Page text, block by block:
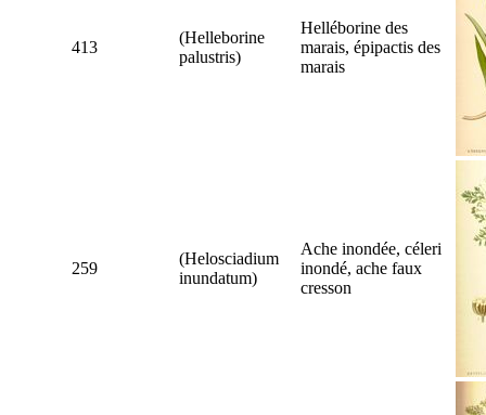
413
(Helleborine
palustris)
Helléborine des
marais, épipactis des
marais
259
(Helosciadium
inundatum)
Ache inondée, céleri
inondé, ache faux
cresson